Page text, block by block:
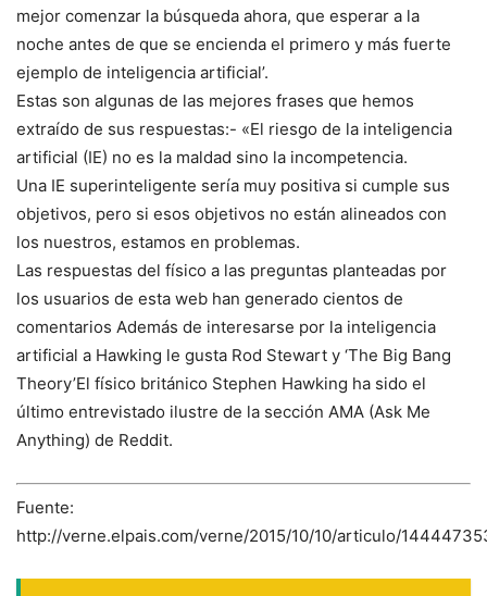
mejor comenzar la búsqueda ahora, que esperar a la
noche antes de que se encienda el primero y más fuerte
ejemplo de inteligencia artificial’.
Estas son algunas de las mejores frases que hemos
extraído de sus respuestas:- «El riesgo de la inteligencia
artificial (IE) no es la maldad sino la incompetencia.
Una IE superinteligente sería muy positiva si cumple sus
objetivos, pero si esos objetivos no están alineados con
los nuestros, estamos en problemas.
Las respuestas del físico a las preguntas planteadas por
los usuarios de esta web han generado cientos de
comentarios Además de interesarse por la inteligencia
artificial a Hawking le gusta Rod Stewart y ‘The Big Bang
Theory’El físico británico Stephen Hawking ha sido el
último entrevistado ilustre de la sección AMA (Ask Me
Anything) de Reddit.
Fuente:
http://verne.elpais.com/verne/2015/10/10/articulo/